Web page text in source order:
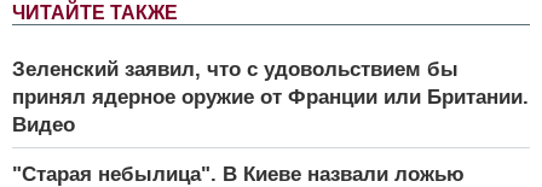
ЧИТАЙТЕ ТАКЖЕ
Зеленский заявил, что с удовольствием бы
принял ядерное оружие от Франции или Британии.
Видео
"Старая небылица". В Киеве назвали ложью